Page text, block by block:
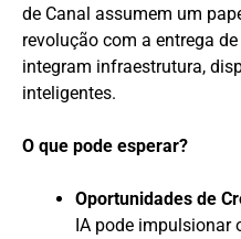
de Canal assumem um
revolução com a entrega
integram infraestrutura,
inteligentes.
O que pode esperar?
Oportunidades de
IA pode impulsionar